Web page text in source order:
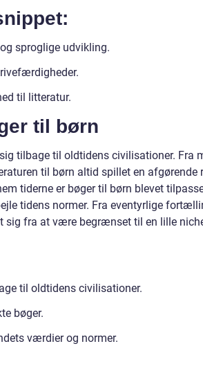
sproglige udvikling.
til litteratur.
til børn
tilbage til oldtidens civilisationer. Fra
til børn altid spillet en afgørende
tiderne er bøger til børn blevet
tidens normer. Fra eventyrlige
fra at være begrænset til en lille
til oldtidens civilisationer.
bøger.
værdier og normer.